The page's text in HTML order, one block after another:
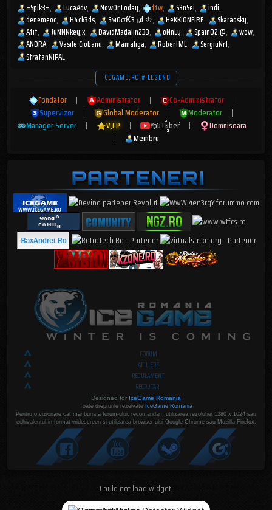
=Spik3= LucaAdv NowOrToday ftw S3nSei
indi
denemeoc
H4ck3ds SмOσƘ3 ₕd ♔ HeKKiONFiRE
Skaraosky
Atit
JuNNNkey;x DavidMadalin233 oNnLy Spain02.@
wow
ANDRA
Vasile Ciobanu Mamaliga RobertML
SergiuNr1
StratanNIPAL
ICEGAME.RO # LEGEND
Fondator | Administrator | Co-Administrator
|
Supervizor
| Global Moderator | Moderator
|
Manager Server
| V.I.P | YouTuber |
Domnisoara
|
Membru
FORUM
AFILIERE
REGULAMENT
RECRUTARI
Designed for IceGame Romania
Toate drepturile rezelvate IceGame Romania
Pentru o vizionare cat mai buna a forum-ului, recomandam utilizarea rezolutiei 1280 x 1024 sau
echivalentul in format widescreen si utilizarea browser-ului Google Chrome sau Mozilla Firefox.
Could not load widget.